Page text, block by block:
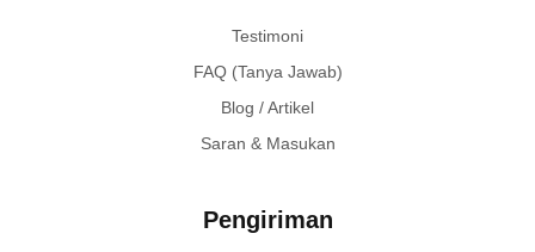
Testimoni
FAQ (Tanya Jawab)
Blog / Artikel
Saran & Masukan
Pengiriman